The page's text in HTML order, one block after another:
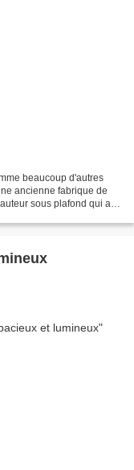
beaucoup d'autres
ancienne fabrique de
sous plafond qui a